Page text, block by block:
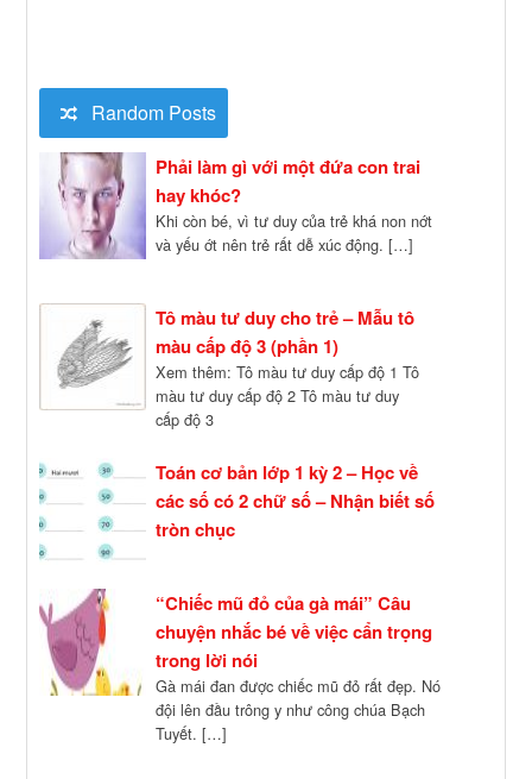
Random Posts
Phải làm gì với một đứa con trai
hay khóc?
Khi còn bé, vì tư duy của trẻ khá non nớt
và yếu ớt nên trẻ rất dễ xúc động. […]
Tô màu tư duy cho trẻ – Mẫu tô
màu cấp độ 3 (phần 1)
Xem thêm: Tô màu tư duy cấp độ 1 Tô
màu tư duy cấp độ 2 Tô màu tư duy
cấp độ 3
Toán cơ bản lớp 1 kỳ 2 – Học về
các số có 2 chữ số – Nhận biết số
tròn chục
“Chiếc mũ đỏ của gà mái” Câu
chuyện nhắc bé về việc cẩn trọng
trong lời nói
Gà mái đan được chiếc mũ đỏ rất đẹp. Nó
đội lên đầu trông y như công chúa Bạch
Tuyết. […]